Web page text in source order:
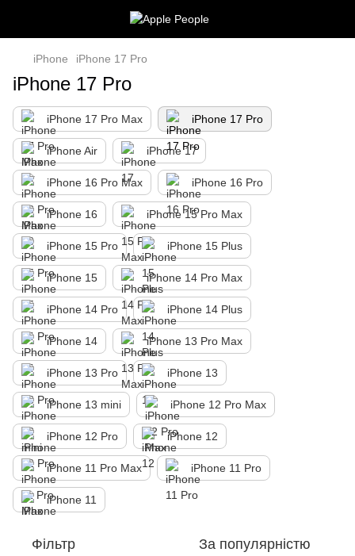
iPhone iPhone 17 Pro
iPhone 17 Pro
iPhone 17 Pro Max iPhone 17 Pro
iPhone Air iPhone 17
iPhone 16 Pro Max iPhone 16 Pro
iPhone 16 iPhone 15 Pro Max
iPhone 15 Pro iPhone 15 Plus
iPhone 15 iPhone 14 Pro Max
iPhone 14 Pro iPhone 14 Plus
iPhone 14 iPhone 13 Pro Max
iPhone 13 Pro iPhone 13
iPhone 13 mini iPhone 12 Pro Max
iPhone 12 Pro iPhone 12
iPhone 11 Pro Max iPhone 11 Pro
іPhone 11
Фільтр За популярністю